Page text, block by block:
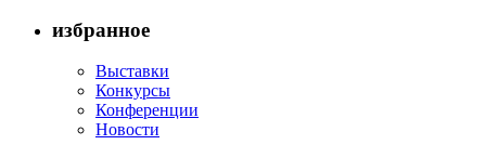
избранное
Выставки
Конкурсы
Конференции
Новости